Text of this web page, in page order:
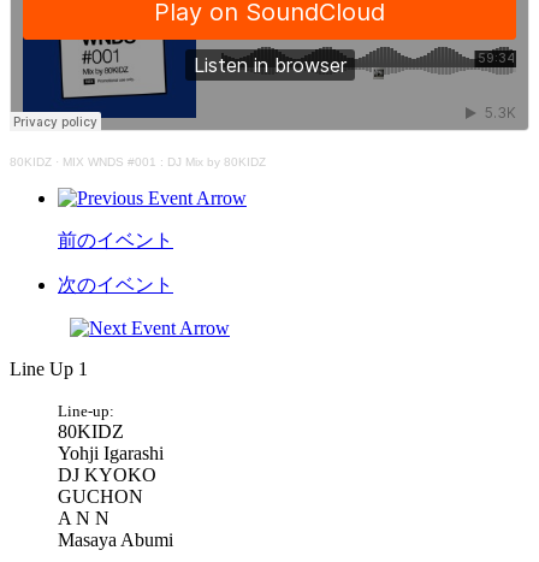
80KIDZ · MIX WNDS #001 : DJ Mix by 80KIDZ
前のイベント
次のイベント
Line Up 1
Line-up:
80KIDZ
Yohji Igarashi
DJ KYOKO
GUCHON
A N N
Masaya Abumi